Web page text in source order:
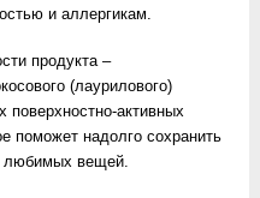
и аллергикам.
продукта –
(лаурилового)
поверхностно-активных
поможет надолго сохранить
любимых вещей.